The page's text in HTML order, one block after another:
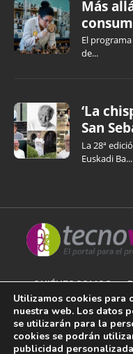
Más
El
de...
‘La
San
La 28ª
Euskadi Ba...
QUIÉNES SOMOS
AVISO LEGAL
POLÍTICA DE COOKIES
Utilizamos cookies para
nuestra web. Los datos
se utilizarán para la
cookies se podrán
publicidad